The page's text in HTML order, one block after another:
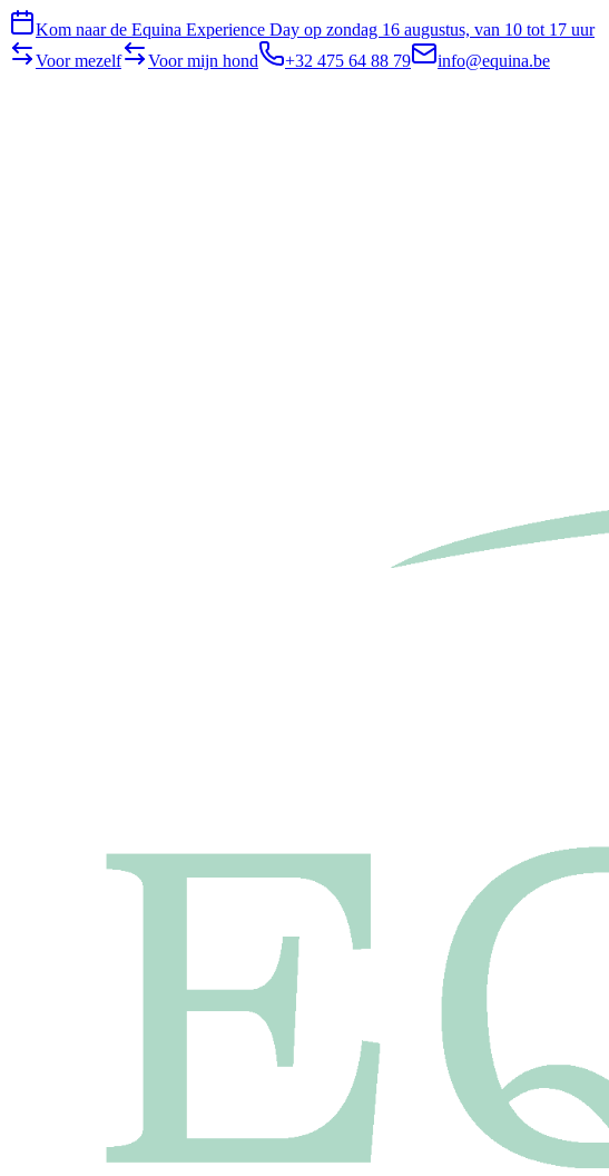
Kom naar de Equina Experience Day op zondag 16 augustus, van 10 tot 17 uur
Voor mezelf
Voor mijn hond +32 475 64 88 79 info@equina.be